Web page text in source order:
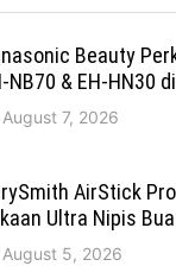
Beauty
NB70 & EH-HN30
August 7, 2026
AirStick
Ultra Nipis
August 5, 2026